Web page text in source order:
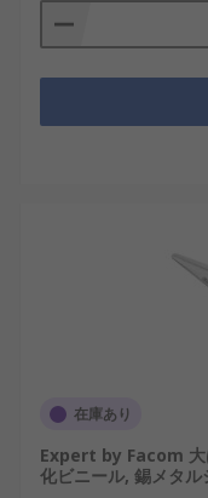
在庫あり
Expert by Facom 大
化ビニール, 錫メタ